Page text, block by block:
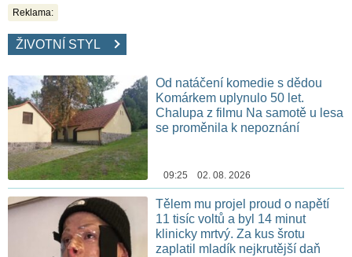
Reklama:
ŽIVOTNÍ STYL
Od natáčení komedie s dědou
Komárkem uplynulo 50 let.
Chalupa z filmu Na samotě u lesa
se proměnila k nepoznání
09:25 02. 08. 2026
Tělem mu projel proud o napětí
11 tisíc voltů a byl 14 minut
klinicky mrtvý. Za kus šrotu
zaplatil mladík nejkrutější daň